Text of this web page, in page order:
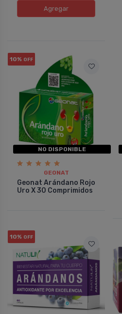
Agregar
10% OFF
NO DISPONIBLE
GEONAT
Geonat Arándano Rojo
Uro X 30 Comprimidos
10% OFF